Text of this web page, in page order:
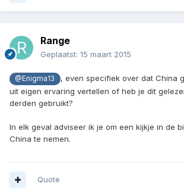
Range
Geplaatst: 15 maart 2015
@Enigma13
, even specifiek over dat China
uit eigen ervaring vertellen of heb je dit
derden gebruikt?
In elk geval adviseer ik je om een kijkje in de
China te nemen.
Quote